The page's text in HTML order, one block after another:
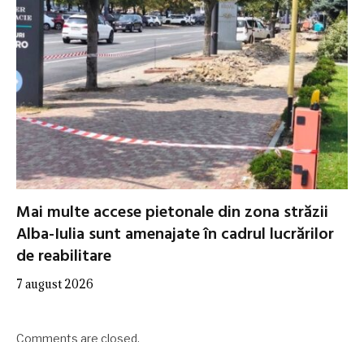
Mai multe accese pietonale din zona străzii
Alba-Iulia sunt amenajate în cadrul lucrărilor
de reabilitare
7 august 2026
Comments are closed.